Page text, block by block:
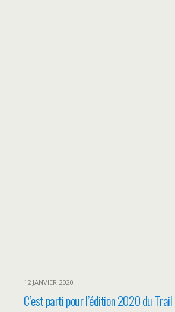
12 JANVIER 2020
C’est parti pour l’édition 2020 du